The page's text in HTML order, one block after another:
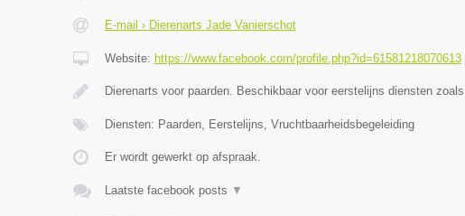
E-mail › Dierenarts Jade Vanierschot
Website: https://www.facebook.com/profile.php?id=61581218070613|
Dierenarts voor paarden. Beschikbaar voor eerstelijns diensten zoals
Diensten: Paarden, Eerstelijns, Vruchtbaarheidsbegeleiding
Er wordt gewerkt op afspraak.
Laatste facebook posts ▼